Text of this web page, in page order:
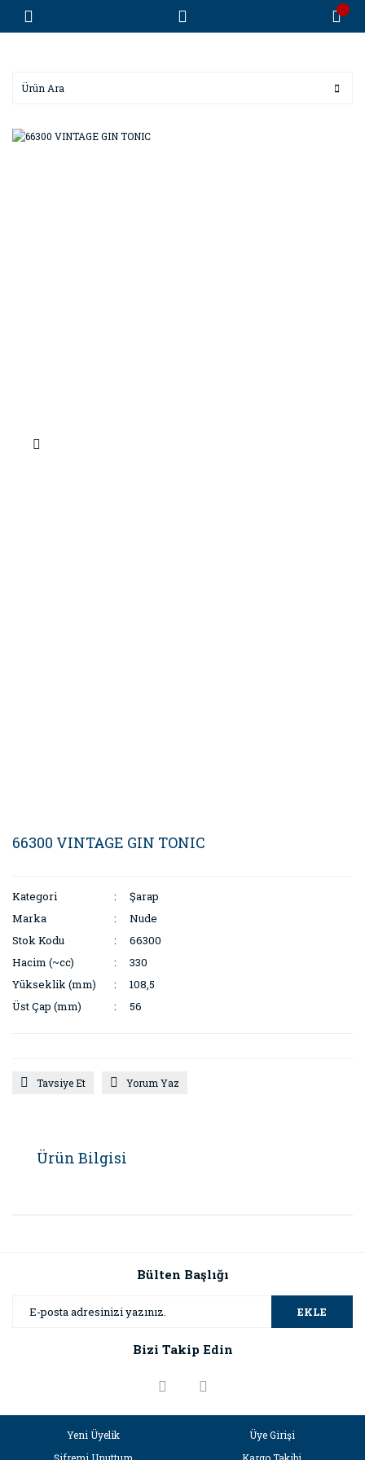
66300 VINTAGE GIN TONIC
Kategori
Şarap
Marka
Nude
Stok Kodu
66300
Hacim (~cc)
330
Yükseklik (mm)
108,5
Üst Çap (mm)
56
Tavsiye Et Yorum Yaz
Ürün Bilgisi
Bülten Başlığı
EKLE
Bizi Takip Edin
Yeni Üyelik
Üye Girişi